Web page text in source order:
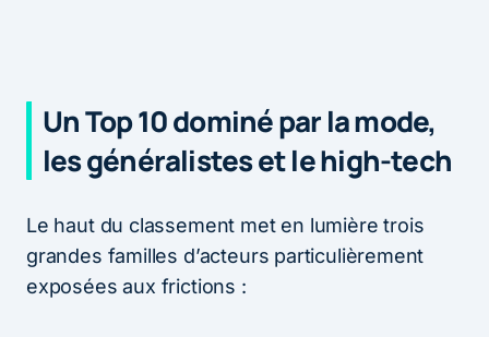
Un Top 10 dominé par la mode,
les généralistes et le high-tech
Le haut du classement met en lumière trois
grandes familles d’acteurs particulièrement
exposées aux frictions :